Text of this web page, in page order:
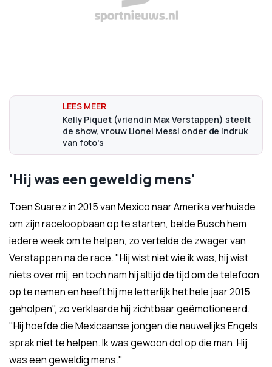
Kelly Piquet (vriendin Max Verstappen) steelt
de show, vrouw Lionel Messi onder de indruk
van foto's
'Hij was een geweldig mens'
Toen Suarez in 2015 van Mexico naar Amerika verhuisde
om zijn raceloopbaan op te starten, belde Busch hem
iedere week om te helpen, zo vertelde de zwager van
Verstappen na de race. "Hij wist niet wie ik was, hij wist
niets over mij, en toch nam hij altijd de tijd om de telefoon
op te nemen en heeft hij me letterlijk het hele jaar 2015
geholpen", zo verklaarde hij zichtbaar geëmotioneerd.
"Hij hoefde die Mexicaanse jongen die nauwelijks Engels
sprak niet te helpen. Ik was gewoon dol op die man. Hij
was een geweldig mens."